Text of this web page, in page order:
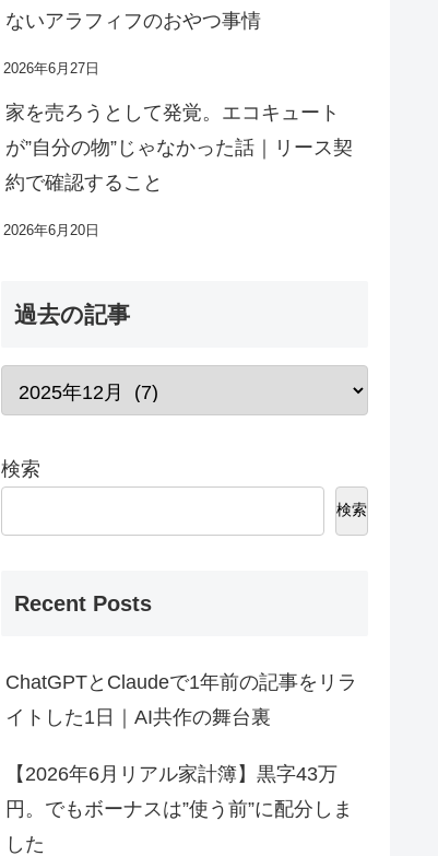
ないアラフィフのおやつ事情
2026年6月27日
家を売ろうとして発覚。エコキュート
が”自分の物”じゃなかった話｜リース契
約で確認すること
2026年6月20日
過去の記事
検索
検索
Recent Posts
ChatGPTとClaudeで1年前の記事をリラ
イトした1日｜AI共作の舞台裏
【2026年6月リアル家計簿】黒字43万
円。でもボーナスは”使う前”に配分しま
した